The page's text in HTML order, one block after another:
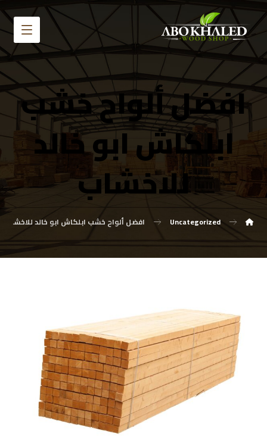
افضل ألواح خشب
ابلكاش ابو خالد
للاخشاب
Uncategorized افضل ألواح خشب ابلكاش ابو خالد للاخشاب